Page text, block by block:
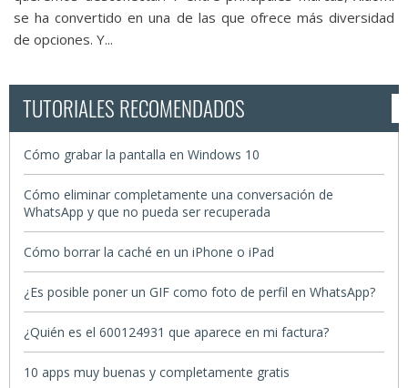
se ha convertido en una de las que ofrece más diversidad
de opciones. Y...
TUTORIALES RECOMENDADOS
Cómo grabar la pantalla en Windows 10
Cómo eliminar completamente una conversación de
WhatsApp y que no pueda ser recuperada
Cómo borrar la caché en un iPhone o iPad
¿Es posible poner un GIF como foto de perfil en WhatsApp?
¿Quién es el 600124931 que aparece en mi factura?
10 apps muy buenas y completamente gratis